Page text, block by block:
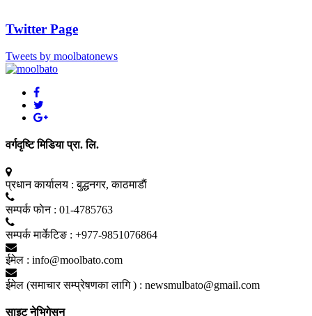
Twitter Page
Tweets by moolbatonews
वर्गदृष्टि मिडिया प्रा. लि.
प्रधान कार्यालय : बुद्धनगर, काठमाडाैं
सम्पर्क फाेन : 01-4785763
सम्पर्क मार्केटिङ : +977-9851076864
ईमेल : info@moolbato.com
ईमेल (समाचार सम्प्रेषणका लागि ) : newsmulbato@gmail.com
साइट नेभिगेसन